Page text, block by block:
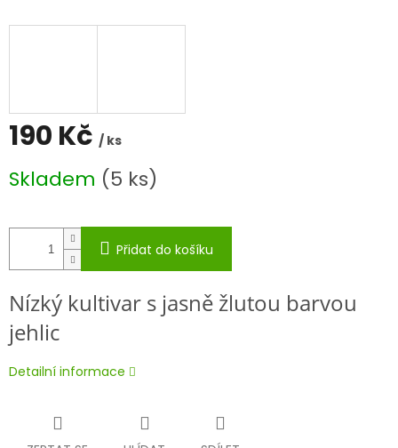
190 Kč / ks
cena:
Skladem (5 ks)
Přidat do košíku
Nízký kultivar s jasně žlutou barvou
jehlic
Detailní informace